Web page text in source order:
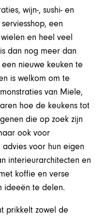
wijn-, sushi- en
een
en heel veel
dan nog meer dan
nieuwe keuken te
is welkom om te
van Miele,
hoe de keukens tot
die op zoek zijn
ook voor
voor hun eigen
interieurarchitecten en
koffie en verse
ideeën te delen.
prikkelt zowel de